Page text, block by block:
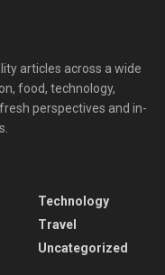
articles across a wide
food, technology,
perspectives and in-
Technology
Travel
Uncategorized